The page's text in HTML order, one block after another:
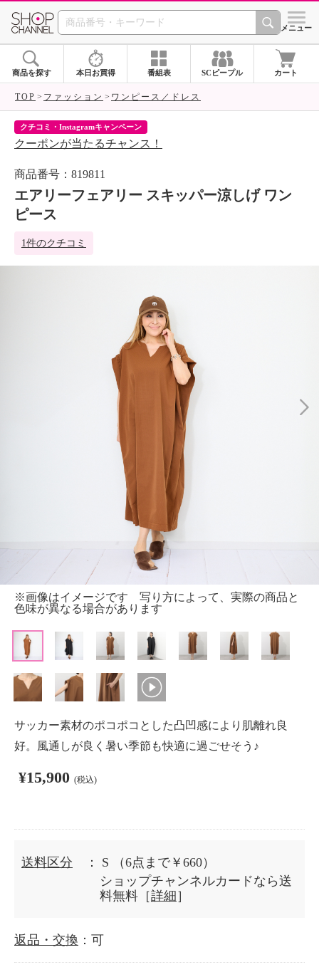
SHOP CHANNEL シメニュー
商品を探す 本日お買得 番組表 SCピープル カート
TOP ファッション ワンピース／ドレス
クチコミ・Instagramキャンペーン
クーポンが当たるチャンス！
商品番号：819811
エアリーフェアリー スキッパー涼しげ ワン
ピース
1件のクチコミ
※画像はイメージです 写り方によって、実際の商品と
色味が異なる場合があります
サッカー素材のポコポコとした凸凹感により肌離れ良
好。風通しが良く暑い季節も快適に過ごせそう♪
¥15,900 (税込)
送料区分 ： S
（6点まで￥660）
ショップチャンネルカードなら送
料無料［詳細 ］
返品・交換 ：可